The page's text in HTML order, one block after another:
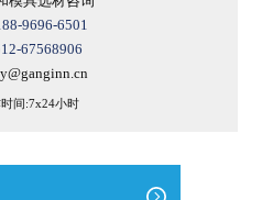
9696-6501
67568906
间:7x24小时